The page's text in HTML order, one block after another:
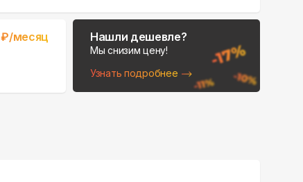
Поможем выбрать
место для монтажа:
В Telegram
₽/месяц Нашли дешевле?
Мы снизим цену!
Узнать подробнее